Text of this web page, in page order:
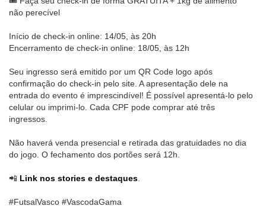
não perecível
Início de check-in online: 14/05, às 20h
Encerramento de check-in online: 18/05, às 12h
Seu ingresso será emitido por um QR Code logo após
confirmação do check-in pelo site. A apresentação dele na
entrada do evento é imprescindível! É possível apresentá-lo pelo
celular ou imprimi-lo. Cada CPF pode comprar até três
ingressos.
Não haverá venda presencial e retirada das gratuidades no dia
do jogo. O fechamento dos portões será 12h.
📲 Link nos stories e destaques.
#FutsalVasco #VascodaGama